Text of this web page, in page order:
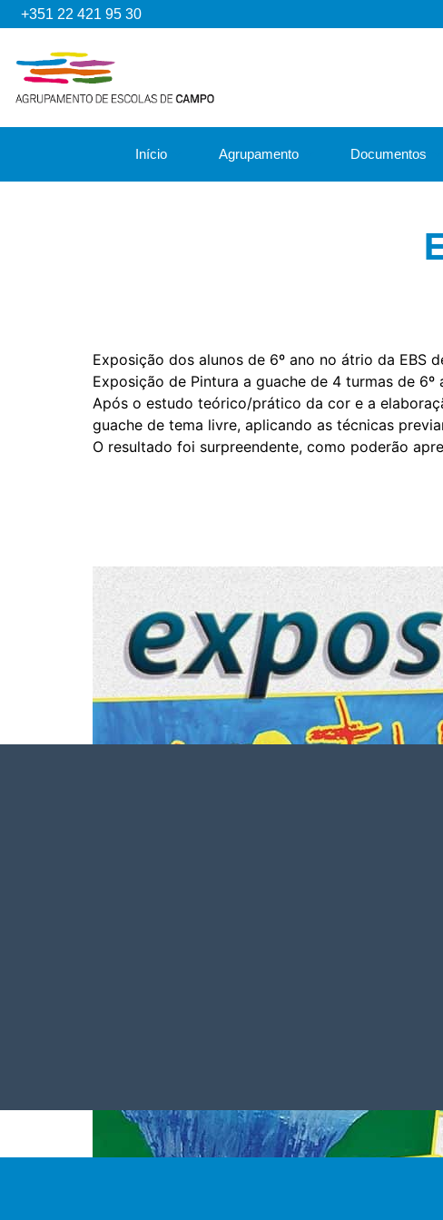
+351 22 421 95 30
Início Agrupamento Documentos
Exposição dos alunos de 6º ano no átrio da EBS
Exposição de Pintura a guache de 4 turmas de
Após o estudo teórico/prático da cor e a
guache de tema livre, aplicando as técnicas
O resultado foi surpreendente, como poderão